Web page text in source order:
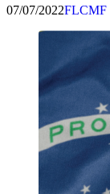
07/07/2022FLCMF